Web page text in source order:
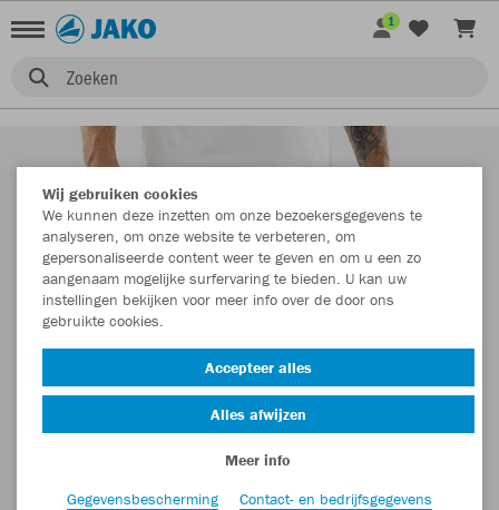
Zoeken
1
Wij gebruiken cookies
We kunnen deze inzetten om onze bezoekersgegevens te
analyseren, om onze website te verbeteren, om
gepersonaliseerde content weer te geven en om u een zo
aangenaam mogelijke surfervaring te bieden. U kan uw
instellingen bekijken voor meer info over de door ons
gebruikte cookies.
Accepteer alles
Alles afwijzen
Meer info
Gegevensbescherming
Contact- en bedrijfsgegevens